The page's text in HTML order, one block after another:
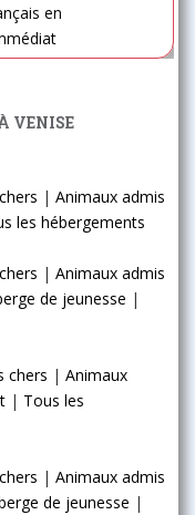
en
VENISE
| Animaux admis
les hébergements
| Animaux admis
de jeunesse |
chers | Animaux
| Tous les
| Animaux admis
de jeunesse |